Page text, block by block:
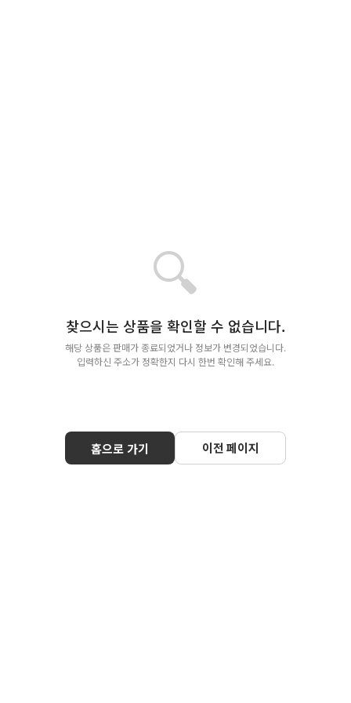
🔍
찾으시는 상품을 확인할 수 없습니다.
해당 상품은 판매가 종료되었거나 정보가 변경되었습니다.
입력하신 주소가 정확한지 다시 한번 확인해 주세요.
홈으로 가기 이전 페이지